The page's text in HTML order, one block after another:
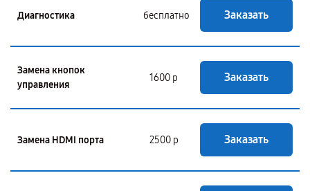
Диагностика бесплатно Заказать
Замена кнопок
управления
1600 р Заказать
Замена HDMI порта 2500 р Заказать